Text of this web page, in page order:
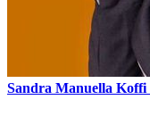
Sandra Manuella Koffi